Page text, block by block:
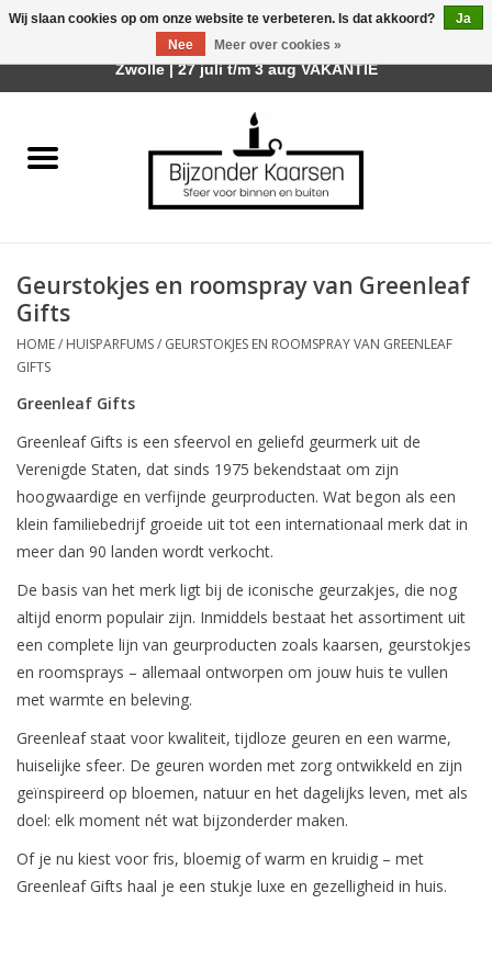
Räder Design Stories
Geurkaarsen
Tafelhaarden
Sfeer voor Buiten
Kaarsenhouders
LED Kaarsen
Kaarsen accessoires
Relatiegeschenken & Bedankjes
Sale
Geurstokjes en roomspray van Greenleaf
Gifts
HOME/ HUISPARFUMS/ GEURSTOKJES EN ROOMSPRAY VAN GREENLEAF
GIFTS
Greenleaf Gifts
Greenleaf Gifts is een sfeervol en geliefd geurmerk uit de
Verenigde Staten, dat sinds 1975 bekendstaat om zijn
hoogwaardige en verfijnde geurproducten. Wat begon als een
klein familiebedrijf groeide uit tot een internationaal merk dat in
meer dan 90 landen wordt verkocht.
De basis van het merk ligt bij de iconische geurzakjes, die nog
altijd enorm populair zijn. Inmiddels bestaat het assortiment uit
een complete lijn van geurproducten zoals kaarsen, geurstokjes
en roomsprays – allemaal ontworpen om jouw huis te vullen
met warmte en beleving.
Greenleaf staat voor kwaliteit, tijdloze geuren en een warme,
huiselijke sfeer. De geuren worden met zorg ontwikkeld en zijn
geïnspireerd op bloemen, natuur en het dagelijks leven, met als
doel: elk moment nét wat bijzonderder maken.
Of je nu kiest voor fris, bloemig of warm en kruidig – met
Greenleaf Gifts haal je een stukje luxe en gezelligheid in huis.
Wij slaan cookies op om onze website te verbeteren. Is dat akkoord?
Ja
Nee
Meer over cookies »
Afhalen is mogelijk bij mijn winkel Trotz | Belvederelaan 107
Zwolle | 27 juli t/m 3 aug VAKANTIE